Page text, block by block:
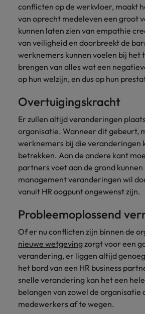
conflicten op de werkvloer, maakt
van oprecht medeleven een groot
kunnen laten zien van empathie
van veiligheid en doorbreekt de
werknemers kunnen voelen bij het
brengen van alles wat een
op hun welzijn, en dus op hun
Overtuigingskracht
Er zullen altijd veranderingen
organisatie. Wanneer dit gebeurt,
werknemers bij die veranderingen
betrekken. Aan de andere kant
partners voet aan de grond
management veranderingen wil
vanuit HR oogpunt ongewenst zijn.
Probleemoplossend
Of er nu conflicten zijn binnen de
nieuwe wetgeving zorgt voor een
verandering, er liggen altijd
het bord van een HR business
snelle verandering kan het een
belangen van zowel de organisatie
medewerkers af te wegen.